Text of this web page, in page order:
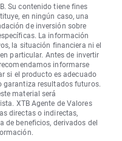
Su contenido tiene fines
en ningún caso, una
de inversión sobre
La información
la situación financiera ni el
particular. Antes de invertir
informarse
si el producto es adecuado
garantiza resultados futuros.
material será
XTB Agente de Valores
directas o indirectas,
de beneficios, derivados del